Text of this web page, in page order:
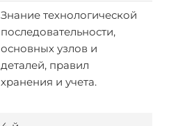
Знание технологической
последовательности,
основных узлов и
деталей, правил
хранения и учета.